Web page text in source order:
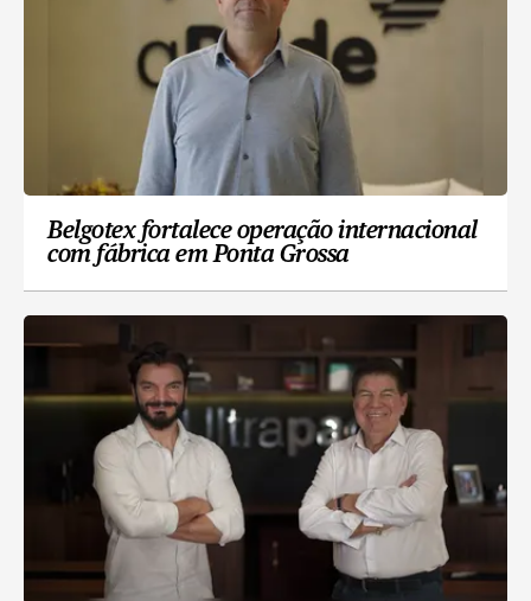
Belgotex fortalece operação internacional
com fábrica em Ponta Grossa